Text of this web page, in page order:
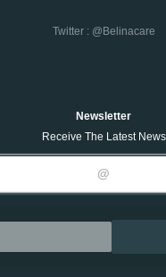
Twitter : @belinacare
Newsletter
Receive The Latest News